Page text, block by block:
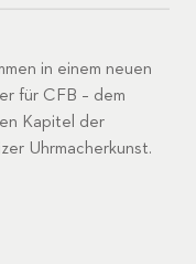
in einem neuen
für CFB – dem
Kapitel der
Uhrmacherkunst.